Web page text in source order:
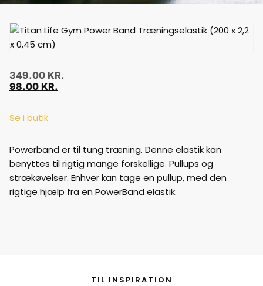
349.00KR.
98.00 KR.
Se i butik
Powerband er til tung træning. Denne elastik kan
benyttes til rigtig mange forskellige. Pullups og
strækøvelser. Enhver kan tage en pullup, med den
rigtige hjælp fra en PowerBand elastik.
TIL INSPIRATION